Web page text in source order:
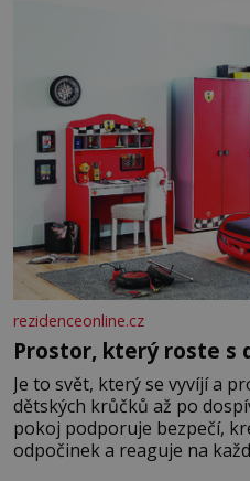
rezidenceonline.cz
Prostor, který roste s
Je to svět, který se vyvíjí a
dětských krůčků až po
pokoj podporuje bezpečí,
odpočinek a reaguje na